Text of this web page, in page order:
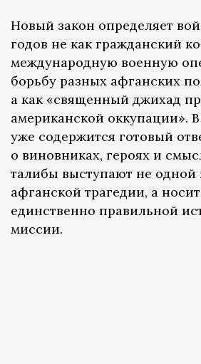
Новый закон определяет
годов не как гражданский
международную военную
борьбу разных афганских
а как «священный джихад
американской оккупации».
уже содержится готовый
о виновниках, героях и
талибы выступают не одной
афганской трагедии, а
единственно правильной
миссии.